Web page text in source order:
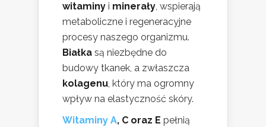
witaminy i minerały, wspierają
metaboliczne i regeneracyjne
procesy naszego organizmu.
Białka są niezbędne do
budowy tkanek, a zwłaszcza
kolagenu, który ma ogromny
wpływ na elastyczność skóry.
Witaminy A, C oraz E pełnią